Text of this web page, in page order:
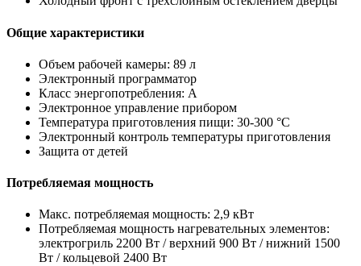
Общие характеристики
Объем рабочей камеры: 89 л
Электронный программатор
Класс энергопотребления: A
Электронное управление прибором
Температура приготовления пищи: 30-300 °C
Электронный контроль температуры приготовления
Защита от детей
Потребляемая мощность
Макс. потребляемая мощность: 2,9 кВт
Потребляемая мощность нагревательных элементов:
электрогриль 2200 Вт / верхний 900 Вт / нижний 1500
Вт / кольцевой 2400 Вт